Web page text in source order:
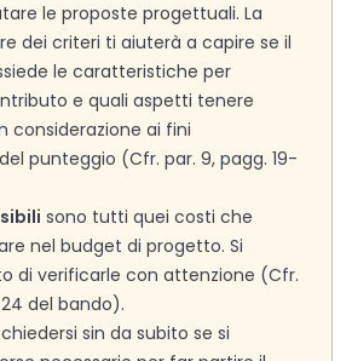
le proposte progettuali. La
dei criteri ti aiuterà a capire se il
le caratteristiche per
e quali aspetti tenere
considerazione ai fini
punteggio (Cfr. par. 9, pagg. 19-
sono tutti quei costi che
nel budget di progetto. Si
di verificarle con attenzione (Cfr.
del bando).
sin da subito se si